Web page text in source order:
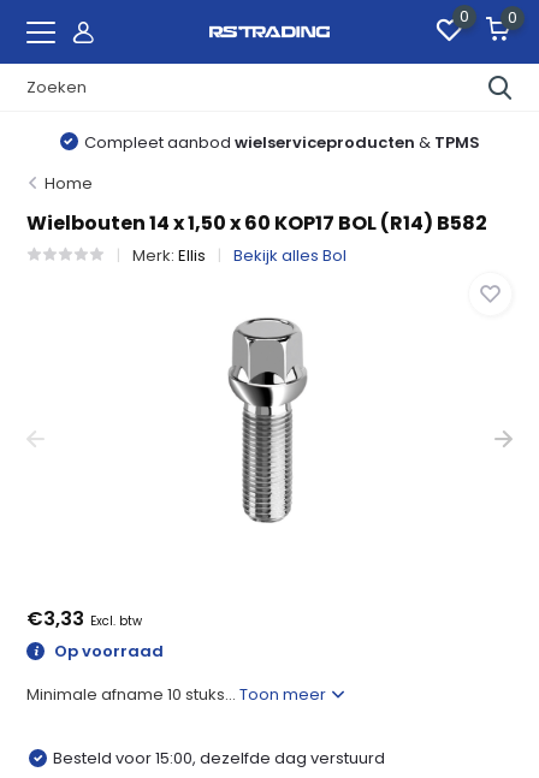
0 0
Compleet aanbod wielserviceproducten & TPMS
Home
Wielbouten 14 x 1,50 x 60 KOP17 BOL (R14) B582
Merk:Ellis Bekijk alles Bol
€3,33 Excl. btw
Op voorraad
Minimale afname 10 stuks...Toon meer
Besteld voor 15:00, dezelfde dag verstuurd